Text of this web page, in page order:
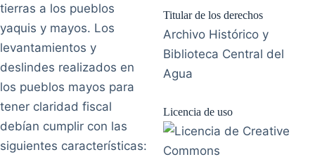
tierras a los pueblos
yaquis y mayos. Los
levantamientos y
deslindes realizados en
los pueblos mayos para
tener claridad fiscal
debían cumplir con las
siguientes características:
Titular de los derechos
Archivo Histórico y
Biblioteca Central del
Agua
Licencia de uso